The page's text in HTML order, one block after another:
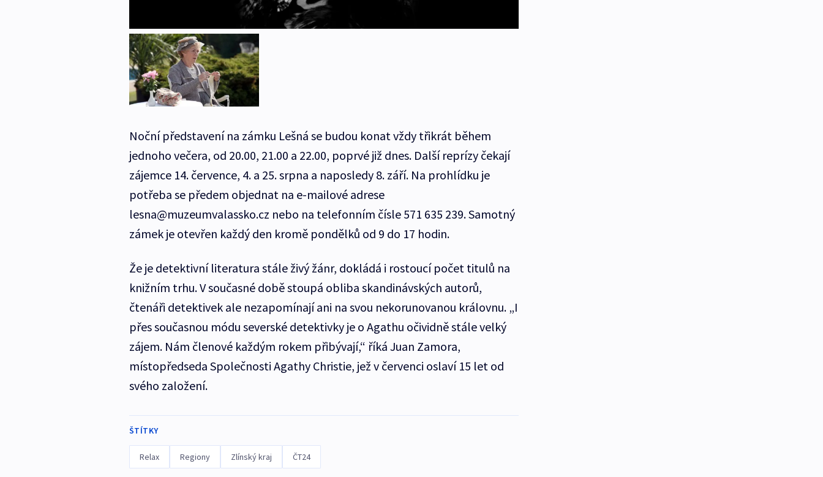
Noční představení na zámku Lešná se budou konat vždy třikrát během
jednoho večera, od 20.00, 21.00 a 22.00, poprvé již dnes. Další reprízy čekají
zájemce 14. července, 4. a 25. srpna a naposledy 8. září. Na prohlídku je
potřeba se předem objednat na e-mailové adrese
lesna@muzeumvalassko.cz nebo na telefonním čísle 571 635 239. Samotný
zámek je otevřen každý den kromě pondělků od 9 do 17 hodin.
Že je detektivní literatura stále živý žánr, dokládá i rostoucí počet titulů na
knižním trhu. V současné době stoupá obliba skandinávských autorů,
čtenáři detektivek ale nezapomínají ani na svou nekorunovanou královnu. „I
přes současnou módu severské detektivky je o Agathu očividně stále velký
zájem. Nám členové každým rokem přibývají,“ říká Juan Zamora,
místopředseda Společnosti Agathy Christie, jež v červenci oslaví 15 let od
svého založení.
ŠTÍTKY
Relax Regiony Zlínský kraj ČT24